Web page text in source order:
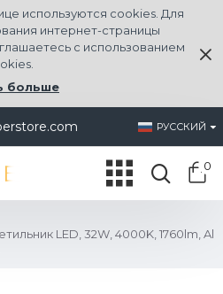
используются cookies. Для
интернет-страницы
с использованием
больше
РУССКИЙ
0
LED, 32W, 4000K, 1760lm, Al